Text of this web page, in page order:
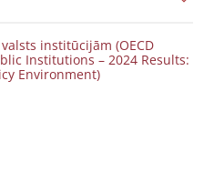
institūcijām (OECD
Institutions – 2024 Results:
Environment)